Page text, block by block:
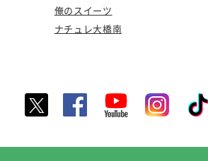
俺のスイーツ
ナチュレ大橋南